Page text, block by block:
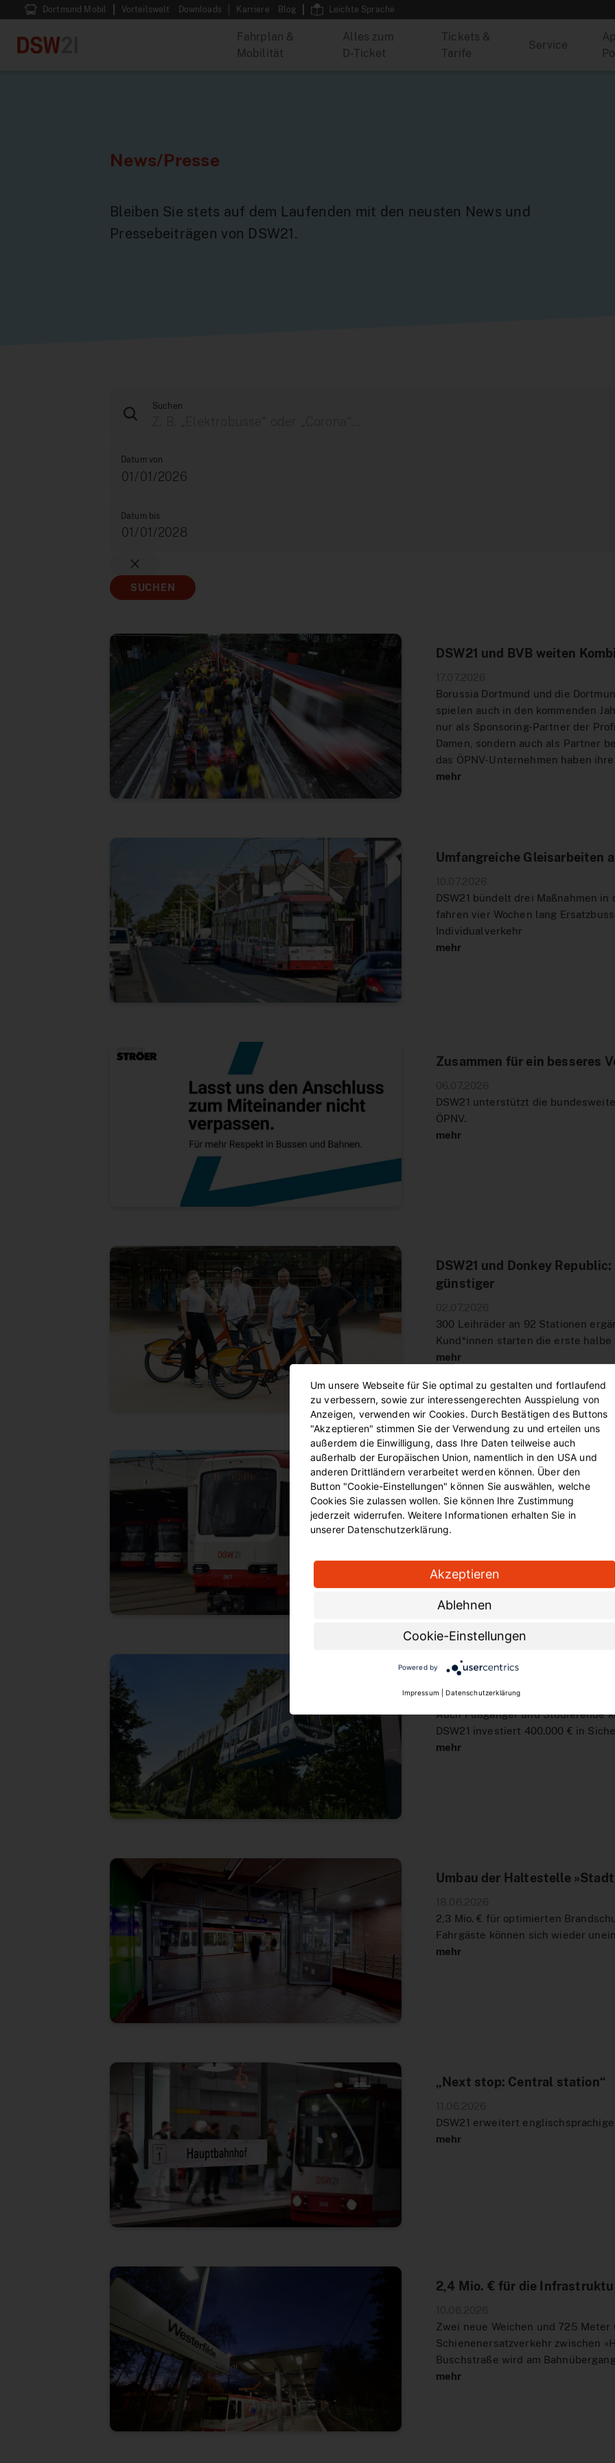
Fahrplan &
Mobilität
Alles zum
D-Ticket
Tickets &
Tarife
Service
Dortmund Mobil Vorteilswelt Downloads Karriere Blog Leichte Sprache
News/Presse
Bleiben Sie stets auf dem Laufenden mit den neusten News und
Pressebeiträgen von DSW21.
Suchen
Datum von
Datum bis
DSW21 und BVB weiten
Borussia Dortmund und die
spielen auch in den kommenden
nur als Sponsoring-Partner der
Damen, sondern auch als Partner
das ÖPNV-Unternehmen haben ihre
mehr
Umfangreiche Gleisarbeiten
DSW21 bündelt drei Maßnahmen
fahren vier Wochen lang
Individualverkehr
mehr
Zusammen für ein besseres
DSW21 unterstützt die
ÖPNV.
mehr
DSW21 und Donkey
günstiger
300 Leihräder an 92 Stationen
Kund*innen starten die erste halbe
mehr
Grünes Licht für
01.07.2026
DSW21 erzielt grundsätzliche
beauftragt Vorstand, eine
mehr
Rettungsweg der H-Bahn
23.06.2026
Auch Fußgänger und Studierende
DSW21 investiert 400.000 € in
mehr
Umbau der Haltestelle
2,3 Mio. € für optimierten
Fahrgäste können sich wieder
mehr
„Next stop: Central station“
DSW21 erweitert
mehr
2,4 Mio. € für die
Zwei neue Weichen und 725 Meter
Schienenersatzverkehr zwischen
Buschstraße wird am
mehr
Um unsere Webseite für Sie optimal zu gestalten und fortlaufend
zu verbessern, sowie zur interessengerechten Ausspielung von
Anzeigen, verwenden wir Cookies. Durch Bestätigen des Buttons
"Akzeptieren" stimmen Sie der Verwendung zu und erteilen uns
außerdem die Einwilligung, dass Ihre Daten teilweise auch
außerhalb der Europäischen Union, namentlich in den USA und
anderen Drittländern verarbeitet werden können. Über den
Button "Cookie-Einstellungen" können Sie auswählen, welche
Cookies Sie zulassen wollen. Sie können Ihre Zustimmung
jederzeit widerrufen. Weitere Informationen erhalten Sie in
unserer Datenschutzerklärung.
Akzeptieren
Ablehnen
Cookie-Einstellungen
Powered by
Impressum Datenschutzerklärung